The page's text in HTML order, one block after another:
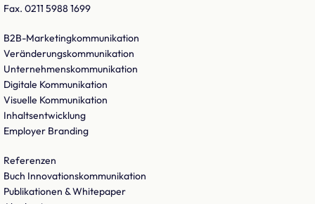
Fax. 0211 5988 1699
B2B-Marketingkommunikation
Veränderungskommunikation
Unternehmenskommunikation
Digitale Kommunikation
Visuelle Kommunikation
Inhaltsentwicklung
Employer Branding
Referenzen
Buch Innovationskommunikation
Publikationen & Whitepaper